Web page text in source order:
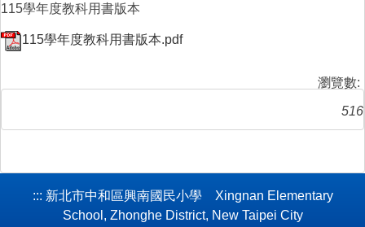
115學年度教科用書版本
115學年度教科用書版本.pdf
瀏覽數:
516
::: 新北市中和區興南國民小學 Xingnan Elementary
School, Zhonghe District, New Taipei City